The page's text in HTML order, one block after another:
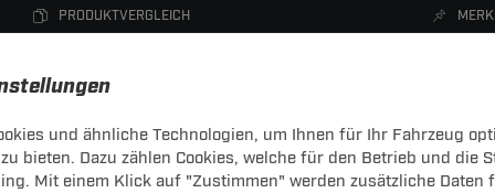
und ähnliche Technologien, um Ihnen für Ihr Fahrzeug
bieten. Dazu zählen Cookies, welche für den Betrieb und die
Mit einem Klick auf "Zustimmen" werden zusätzliche Daten
PRODUKTVERGLEICH
DACHBOXEN FAHRRADTRÄGER ZUBEHÖR